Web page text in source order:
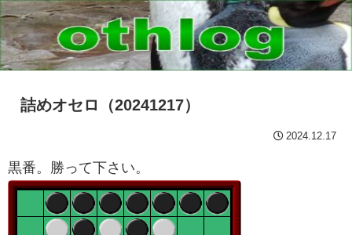
詰めオセロ（20241217）
2024.12.17
黒番。勝って下さい。